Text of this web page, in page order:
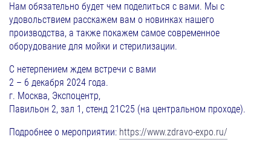
Нам обязательно будет чем поделиться с вами. Мы с
удовольствием расскажем вам о новинках нашего
производства, а также покажем самое современное
оборудование для мойки и стерилизации.
С нетерпением ждем встречи с вами
2 – 6 декабря 2024 года.
г. Москва, Экспоцентр,
Павильон 2, зал 1, стенд 21С25 (на центральном проходе).
Подробнее о мероприятии: https://www.zdravo-expo.ru/